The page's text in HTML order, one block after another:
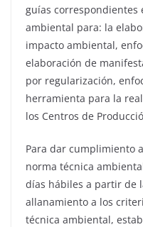
guías correspondientes
ambiental para: la
impacto ambiental,
elaboración de
por regularización,
herramienta para la
los Centros de
Para dar cumplimiento
norma técnica
días hábiles a partir de
allanamiento a los
técnica ambiental,